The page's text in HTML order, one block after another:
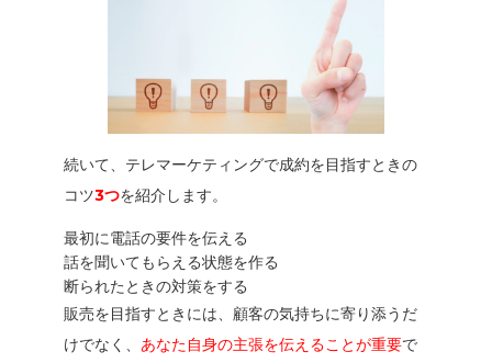
続いて、テレマーケティングで成約を目指すときの
コツ3つを紹介します。
最初に電話の要件を伝える
話を聞いてもらえる状態を作る
断られたときの対策をする
販売を目指すときには、顧客の気持ちに寄り添うだ
けでなく、 あなた自身の主張を伝えることが重要で